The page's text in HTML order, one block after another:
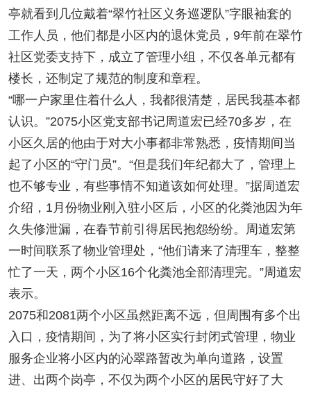
亭就看到几位戴着“翠竹社区义务巡逻队”字眼袖套的
工作人员，他们都是小区内的退休党员，9年前在翠竹
社区党委支持下，成立了管理小组，不仅各单元都有
楼长，还制定了规范的制度和章程。
“哪一户家里住着什么人，我都很清楚，居民我基本都
认识。”2075小区党支部书记周道宏已经70多岁，在
小区久居的他由于对大小事都非常熟悉，疫情期间当
起了小区的“守门员”。“但是我们年纪都大了，管理上
也不够专业，有些事情不知道该如何处理。”据周道宏
介绍，1月份物业刚入驻小区后，小区的化粪池因为年
久失修泄漏，在春节前引得居民抱怨纷纷。周道宏第
一时间联系了物业管理处，“他们请来了清理车，整整
忙了一天，两个小区16个化粪池全部清理完。”周道宏
表示。
2075和2081两个小区虽然距离不远，但周围有多个出
入口，疫情期间，为了将小区实行封闭式管理，物业
服务企业将小区内的沁翠路暂改为单向道路，设置
进、出两个岗亭，不仅为两个小区的居民守好了大